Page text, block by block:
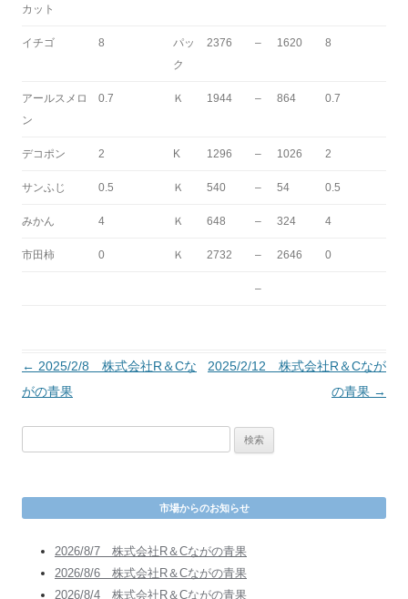
カット
イチゴ 8
パッ
ク
2376 – 1620 8
アールスメロ
ン
0.7 Ｋ 1944 – 864 0.7
デコポン 2 K 1296 – 1026 2
サンふじ 0.5 Ｋ 540 – 54 0.5
みかん 4 Ｋ 648 – 324 4
市田柿 0 Ｋ 2732 – 2646 0
–
投
稿
ー
シ
← 2025/2/8 株式会社R＆Cな
がの青果
2025/2/12 株式会社R＆Cなが
の青果 →
市場からのお知らせ
2026/8/7 株式会社R＆Cながの青果
2026/8/6 株式会社R＆Cながの青果
2026/8/4 株式会社R＆Cながの青果